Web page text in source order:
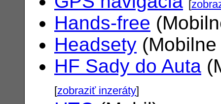
[
Hands-free
Headsety
HF Sady do Auta
[zobraziť inzeráty]